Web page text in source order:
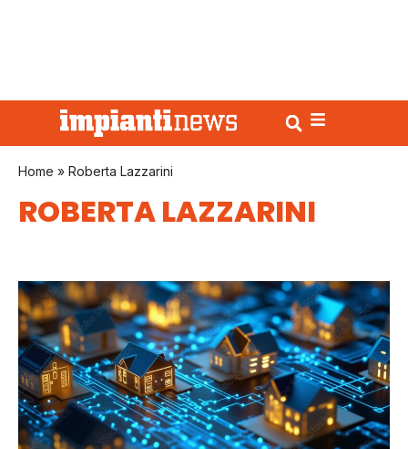
Home » Roberta Lazzarini
ROBERTA LAZZARINI